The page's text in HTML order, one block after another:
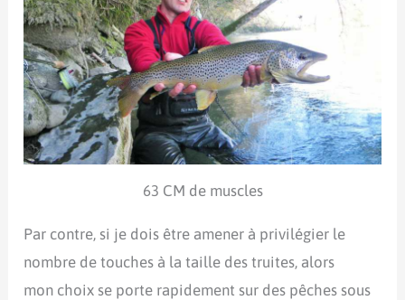
63 CM de muscles
Par contre, si je dois être amener à privilégier le
nombre de touches à la taille des truites, alors
mon choix se porte rapidement sur des pêches sous